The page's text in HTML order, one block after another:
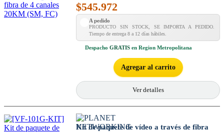
$545.972
A pedido
PRODUCTO SIN STOCK, SE IMPORTA A PEDIDO.
Tiempo de entrega 8 a 12 días hábiles.
Despacho GRATIS en Region Metropolitana
Agregar al carrito
Ver detalles
Kit de paquete de vídeo a través de fibra